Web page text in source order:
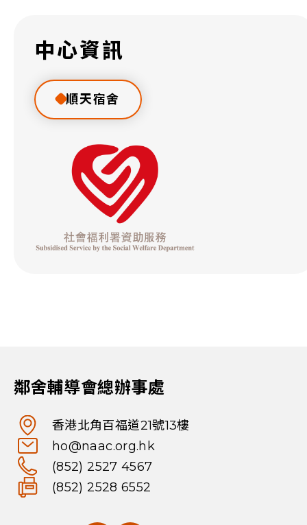
中心資訊
順天宿舍
鄰舍輔導會總辦事處
香港北角百福道21號13樓
ho@naac.org.hk
(852) 2527 4567
(852) 2528 6552